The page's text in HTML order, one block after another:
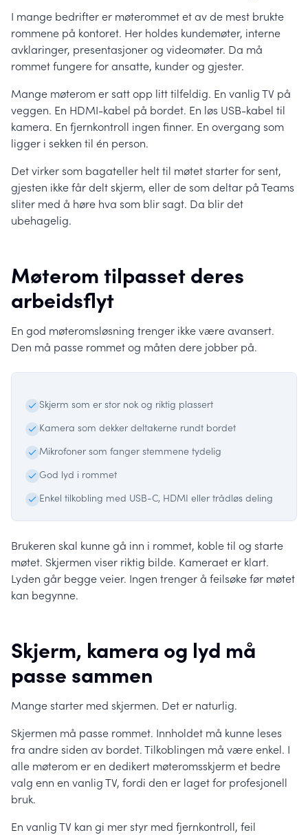
I mange bedrifter er møterommet et av de mest brukte
rommene på kontoret. Her holdes kundemøter, interne
avklaringer, presentasjoner og videomøter. Da må
rommet fungere for ansatte, kunder og gjester.
Mange møterom er satt opp litt tilfeldig. En vanlig TV på
veggen. En HDMI-kabel på bordet. En løs USB-kabel til
kamera. En fjernkontroll ingen finner. En overgang som
ligger i sekken til én person.
Det virker som bagateller helt til møtet starter for sent,
gjesten ikke får delt skjerm, eller de som deltar på Teams
sliter med å høre hva som blir sagt. Da blir det
ubehagelig.
Møterom tilpasset deres
arbeidsflyt
En god møteromsløsning trenger ikke være avansert.
Den må passe rommet og måten dere jobber på.
Skjerm som er stor nok og riktig plassert
Kamera som dekker deltakerne rundt bordet
Mikrofoner som fanger stemmene tydelig
God lyd i rommet
Enkel tilkobling med USB-C, HDMI eller trådløs deling
Brukeren skal kunne gå inn i rommet, koble til og starte
møtet. Skjermen viser riktig bilde. Kameraet er klart.
Lyden går begge veier. Ingen trenger å feilsøke før møtet
kan begynne.
Skjerm, kamera og lyd må
passe sammen
Mange starter med skjermen. Det er naturlig.
Skjermen må passe rommet. Innholdet må kunne leses
fra andre siden av bordet. Tilkoblingen må være enkel. I
alle møterom er en dedikert møteromsskjerm et bedre
valg enn en vanlig TV, fordi den er laget for profesjonell
bruk.
En vanlig TV kan gi mer styr med fjernkontroll, feil